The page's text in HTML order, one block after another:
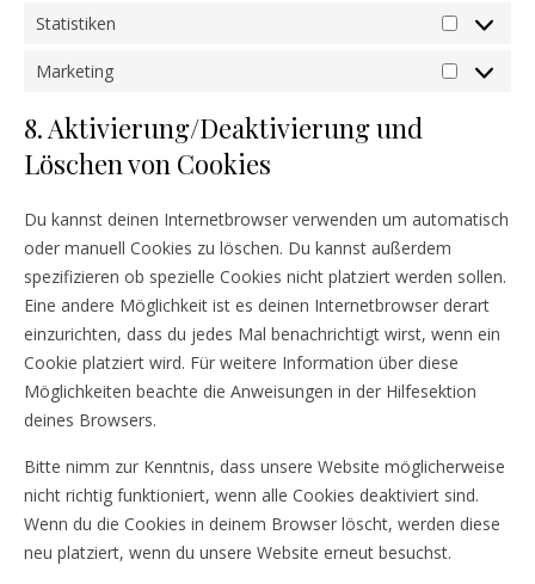
Statistiken
Statistiken
Marketing
Marketing
8. Aktivierung/Deaktivierung und
Löschen von Cookies
Du kannst deinen Internetbrowser verwenden um automatisch
oder manuell Cookies zu löschen. Du kannst außerdem
spezifizieren ob spezielle Cookies nicht platziert werden sollen.
Eine andere Möglichkeit ist es deinen Internetbrowser derart
einzurichten, dass du jedes Mal benachrichtigt wirst, wenn ein
Cookie platziert wird. Für weitere Information über diese
Möglichkeiten beachte die Anweisungen in der Hilfesektion
deines Browsers.
Bitte nimm zur Kenntnis, dass unsere Website möglicherweise
nicht richtig funktioniert, wenn alle Cookies deaktiviert sind.
Wenn du die Cookies in deinem Browser löscht, werden diese
neu platziert, wenn du unsere Website erneut besuchst.